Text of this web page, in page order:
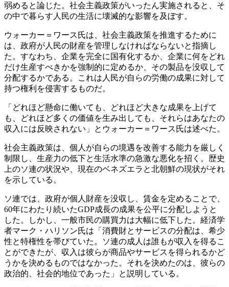
弱めると論じた。社会主義政策がいったん実施されると、そ
の中で暮らす人民の生活に壊滅的な影響を及ぼす。
ウォーカー＝ワース氏は、社会主義政策を推進するために
は、政府が人民の財産を管理しなければならないと指摘し
た。すなわち、企業を完全に国有化するか、企業に何をどれ
だけ生産すべきかを強制的に定めるか、その製品を没収して
分配するかである。これは人民が自らの労働の成果に対して
持つ権利を侵害するものだ。
「どれほど懸命に働いても、どれほど大きな成果を上げて
も、どれほど多くの価値を生み出しても、それらはあなたの
収入には反映されない」とウォーカー＝ワース氏は述べた。
社会主義政策は、個人が自らの境遇を改善する能力を厳しく
制限し、生産力の低下と生活水準の急激な悪化を招く。歴史
上のソ連の状況や、現在のベネズエラと北朝鮮の現状がそれ
を示している。
ソ連では、政府が個人財産を没収し、賃金を定めることで、
60年にわたり続いたGDP成長の成果を公平に分配しようと
した。しかし、一般市民の購買力は大幅に低下した。経済学
者マーク・ハリソン氏は「消費財とサービスの分配は、希少
性と特権性を帯びていた。ソ連の成人は誰もが収入を得るこ
とができたが、収入は彼らが商品やサービスを得られるかど
うかを決めるものではなかった。それを決めたのは、彼らの
政治的、社会的地位であった」と説明している。